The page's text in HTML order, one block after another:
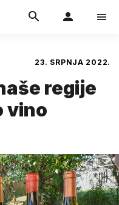
23. SRPNJA 2022.
regije
vino